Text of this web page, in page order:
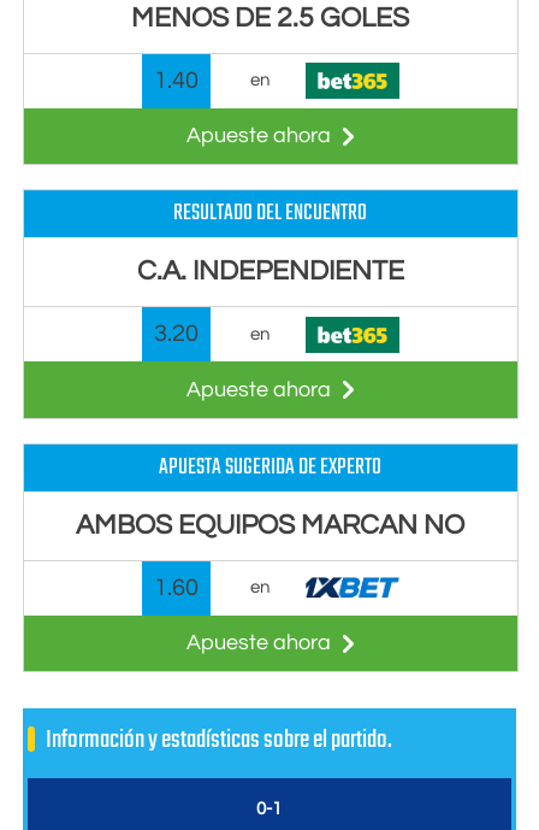
MENOS DE 2.5 GOLES
1.40 en
Apueste ahora
RESULTADO DEL ENCUENTRO
C.A. INDEPENDIENTE
3.20 en
Apueste ahora
APUESTA SUGERIDA DE EXPERTO
AMBOS EQUIPOS MARCAN NO
1.60 en
Apueste ahora
Información y estadísticas sobre el partido.
0-1